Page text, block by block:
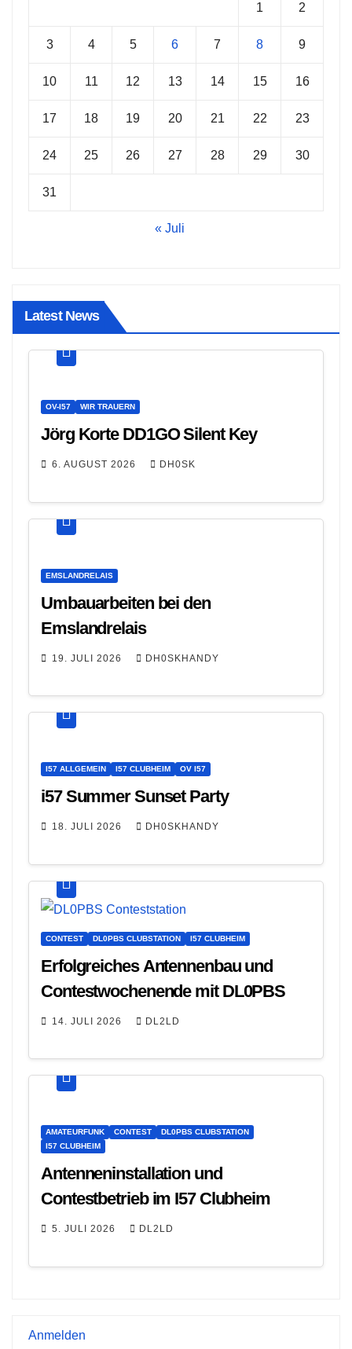
1 2
3 4 5 6 7 8 9
10 11 12 13 14 15 16
17 18 19 20 21 22 23
24 25 26 27 28 29 30
31
« Juli
Latest News
OV-I57 WIR TRAUERN
Jörg Korte DD1GO Silent Key
6. AUGUST 2026 DH0SK
EMSLANDRELAIS
Umbauarbeiten bei den
Emslandrelais
19. JULI 2026 DH0SKHANDY
I57 ALLGEMEIN I57 CLUBHEIM OV I57
i57 Summer Sunset Party
18. JULI 2026 DH0SKHANDY
CONTEST DL0PBS CLUBSTATION I57 CLUBHEIM
Erfolgreiches Antennenbau und
Contestwochenende mit DL0PBS
14. JULI 2026 DL2LD
AMATEURFUNK CONTEST
DL0PBS CLUBSTATION
I57 CLUBHEIM
Antenneninstallation und
Contestbetrieb im I57 Clubheim
5. JULI 2026 DL2LD
Anmelden